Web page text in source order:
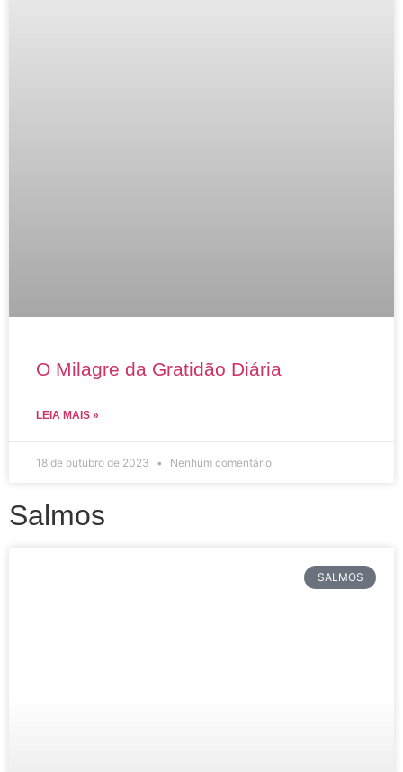
O Milagre da Gratidão Diária
LEIA MAIS »
18 de outubro de 2023 Nenhum comentário
Salmos
SALMOS